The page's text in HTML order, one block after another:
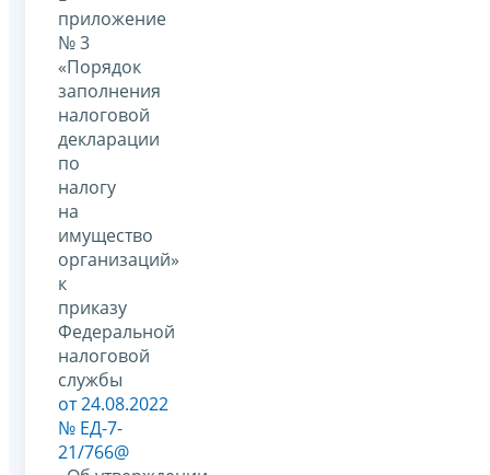
приложение
№ 3
«Порядок
заполнения
налоговой
декларации
по
налогу
на
имущество
организаций»
к
приказу
Федеральной
налоговой
службы
от 24.08.2022
№ ЕД-7-
21/766@